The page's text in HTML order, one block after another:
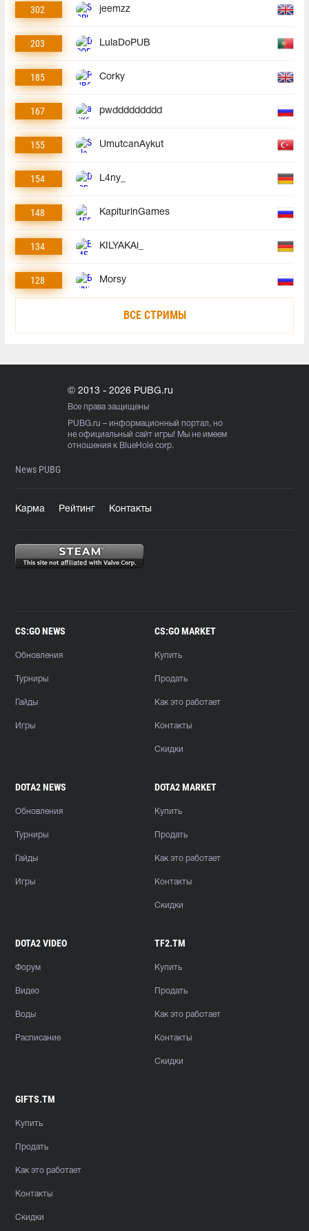
302 jeemzz
203 LulaDoPUB
185 Corky
167 pwddddddddd
155 UmutcanAykut
154 L4ny_
148 KapiturinGames
134 KILYAKAi_
128 Morsy
ВСЕ СТРИМЫ
© 2013 - 2026 PUBG.ru
Все права защищены
PUBG.ru – информационный портал, но
не официальный сайт игры! Мы не имеем
отношения к BlueHole corp.
News PUBG
Карма Рейтинг Контакты
CS:GO NEWS
Обновления
Турниры
Гайды
Игры
CS:GO MARKET
Купить
Продать
Как это работает
Контакты
Скидки
DOTA2 NEWS
Обновления
Турниры
Гайды
Игры
DOTA2 MARKET
Купить
Продать
Как это работает
Контакты
Скидки
DOTA2 VIDEO
Форум
Видео
Воды
Расписание
TF2.TM
Купить
Продать
Как это работает
Контакты
Скидки
GIFTS.TM
Купить
Продать
Как это работает
Контакты
Скидки